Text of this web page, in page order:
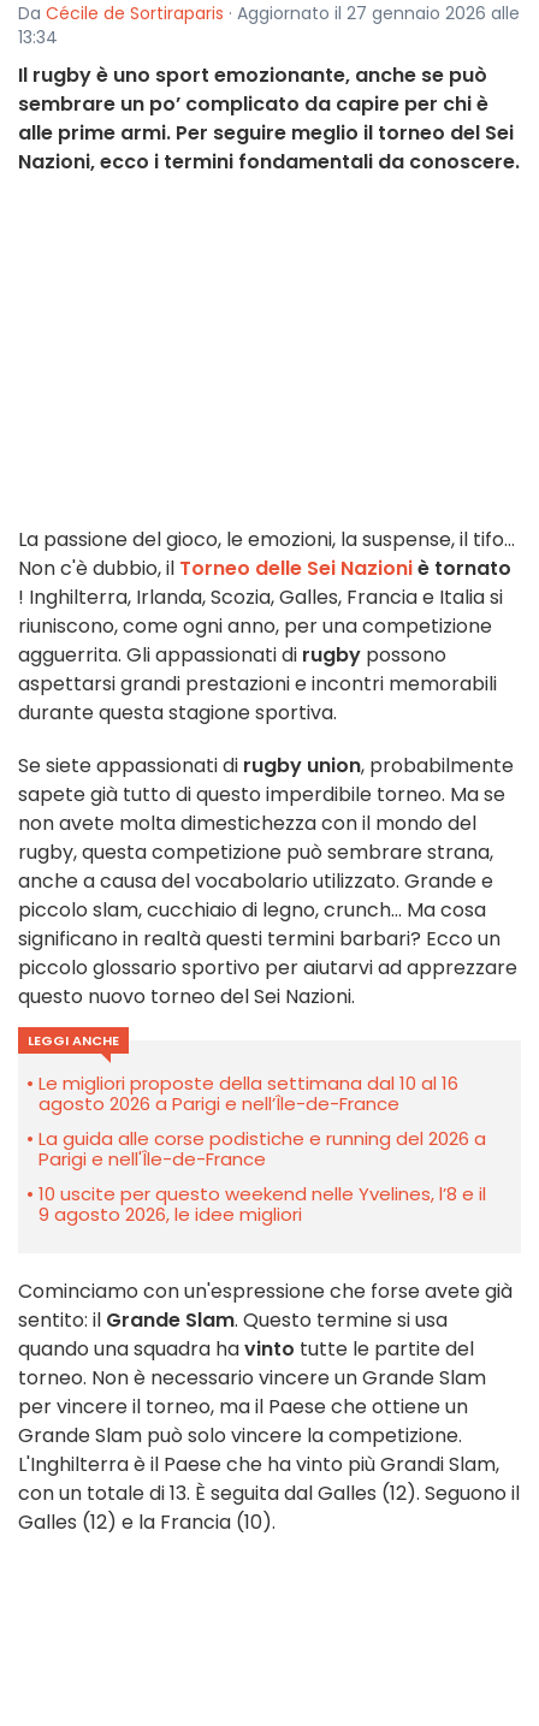
Da Cécile de Sortiraparis · Aggiornato il 27 gennaio 2026 alle
13:34
Il rugby è uno sport emozionante, anche se può
sembrare un po’ complicato da capire per chi è
alle prime armi. Per seguire meglio il torneo del Sei
Nazioni, ecco i termini fondamentali da conoscere.
La passione del gioco, le emozioni, la suspense, il tifo...
Non c'è dubbio, il Torneo delle Sei Nazioniè tornato
! Inghilterra, Irlanda, Scozia, Galles, Francia e Italia si
riuniscono, come ogni anno, per una competizione
agguerrita. Gli appassionati di rugby possono
aspettarsi grandi prestazioni e incontri memorabili
durante questa stagione sportiva.
Se siete appassionati di rugby union, probabilmente
sapete già tutto di questo imperdibile torneo. Ma se
non avete molta dimestichezza con il mondo del
rugby, questa competizione può sembrare strana,
anche a causa del vocabolario utilizzato. Grande e
piccolo slam, cucchiaio di legno, crunch... Ma cosa
significano in realtà questi termini barbari? Ecco un
piccolo glossario sportivo per aiutarvi ad apprezzare
questo nuovo torneo del Sei Nazioni.
LEGGI ANCHE
Le migliori proposte della settimana dal 10 al 16
agosto 2026 a Parigi e nell’Île-de-France
La guida alle corse podistiche e running del 2026 a
Parigi e nell'Île-de-France
10 uscite per questo weekend nelle Yvelines, l’8 e il
9 agosto 2026, le idee migliori
Cominciamo con un'espressione che forse avete già
sentito: il Grande Slam. Questo termine si usa
quando una squadra havinto tutte le partite del
torneo. Non è necessario vincere un Grande Slam
per vincere il torneo, ma il Paese che ottiene un
Grande Slam può solo vincere la competizione.
L'Inghilterra è il Paese che ha vinto più Grandi Slam,
con un totale di 13. È seguita dal Galles (12). Seguono il
Galles (12) e la Francia (10).